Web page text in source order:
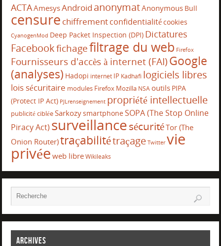
ACTAAmesysAndroid anonymatAnonymous Bull
censure chiffrementconfidentialitécookies
CyanogenMod Deep Packet Inspection (DPI) Dictatures
Facebookfichagefiltrage du web Firefox
Fournisseurs d'accès à internet (FAI)Google
(analyses) Hadopi internet IP Kadhafi logiciels libres
lois sécuritaire modules Firefox Mozilla NSA outils PIPA
(Protect IP Act) PJLrenseignement propriété intellectuelle
publicité cibléeSarkozysmartphoneSOPA (The Stop Online
Piracy Act) surveillancesécuritéTor (The
Onion Router)traçabilitétraçage Twitter vie
privée web libreWikileaks
Archives